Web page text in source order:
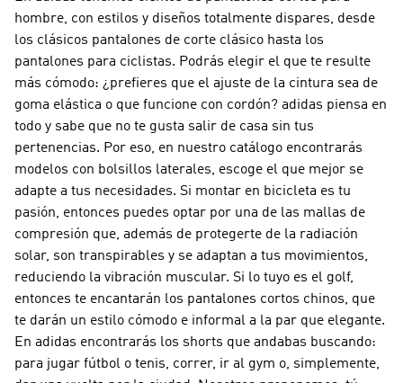
hombre, con estilos y diseños totalmente dispares, desde
los clásicos pantalones de corte clásico hasta los
pantalones para ciclistas. Podrás elegir el que te resulte
más cómodo: ¿prefieres que el ajuste de la cintura sea de
goma elástica o que funcione con cordón? adidas piensa en
todo y sabe que no te gusta salir de casa sin tus
pertenencias. Por eso, en nuestro catálogo encontrarás
modelos con bolsillos laterales, escoge el que mejor se
adapte a tus necesidades. Si montar en bicicleta es tu
pasión, entonces puedes optar por una de las mallas de
compresión que, además de protegerte de la radiación
solar, son transpirables y se adaptan a tus movimientos,
reduciendo la vibración muscular. Si lo tuyo es el golf,
entonces te encantarán los pantalones cortos chinos, que
te darán un estilo cómodo e informal a la par que elegante.
En adidas encontrarás los shorts que andabas buscando:
para jugar fútbol o tenis, correr, ir al gym o, simplemente,